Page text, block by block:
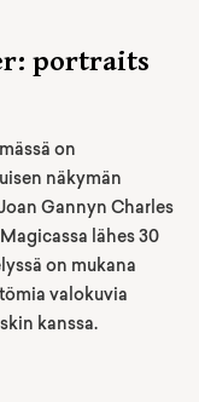
portraits
on
näkymän
Gannyn Charles
lähes 30
on mukana
valokuvia
kanssa.